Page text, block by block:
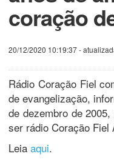
coração
20/12/2020 10:19:37-
Rádio Coração Fiel
de evangelização,
de dezembro de
ser rádio Coração Fiel
Leia aqui.